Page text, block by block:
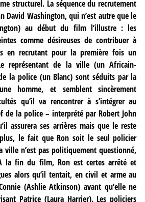
structurel. La séquence du recrutement
David Washington, qui n’est autre que le
au début du film l’illustre : les
comme désireuses de contribuer à
en recrutant pour la première fois un
représentant de la ville (un Africain-
la police (un Blanc) sont séduits par la
homme, et semblent sincèrement
qu’il va rencontrer à s’intégrer au
de la police – interprété par Robert John
assurera ses arrières mais que le reste
le fait que Ron soit le seul policier
ville n’est pas politiquement questionné,
la fin du film, Ron est certes arrêté et
alors qu’il tentait, en civil et arme au
(Ashlie Atkinson) avant qu’elle ne
Patrice (Laura Harrier). Les policiers